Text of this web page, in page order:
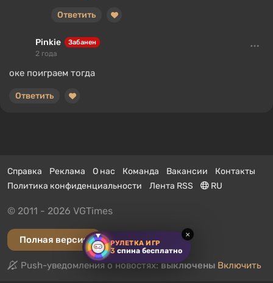
РУЛЕТКА ИГР
3 спина бесплатно
×
Ответить
Pinkie Забанен
2 года
оке поиграем тогда
Ответить
Справка Реклама О нас Команда Вакансии
Контакты
Политика конфиденциальности
Лента RSS RU
© 2011 - 2026 VGTimes
Полная версия
Push-уведомления о новостях:выключены Включить